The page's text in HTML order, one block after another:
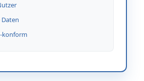
Daten
konform